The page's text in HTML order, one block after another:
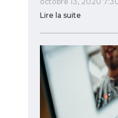
Lire la suite